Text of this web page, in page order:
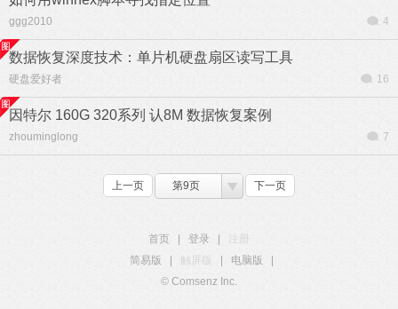
ggg2010 4
数据恢复深度技术：单片机硬盘扇区读写工具
硬盘爱好者 16
因特尔 160G 320系列 认8M 数据恢复案例
zhouminglong 7
上一页 第9页 下一页
首页 登录
注册
简易版
触屏版 电脑版
© Comsenz Inc.